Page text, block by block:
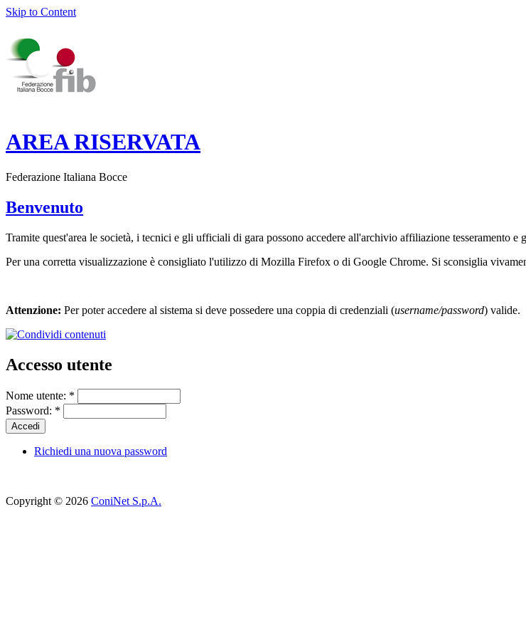
Skip to Content
AREA RISERVATA
Federazione Italiana Bocce
Benvenuto
Tramite quest'area le società, i tecnici e gli ufficiali di gara possono accedere all'archivio affiliazione tesseramento
Per una corretta visualizzazione è consigliato l'utilizzo di Mozilla Firefox o di Google Chrome. Si sconsiglia
Attenzione: Per poter accedere al sistema si deve possedere una coppia di credenziali (username/password) valide.
Accesso utente
Nome utente: *
Password: *
Richiedi una nuova password
Copyright © 2026 ConiNet S.p.A.